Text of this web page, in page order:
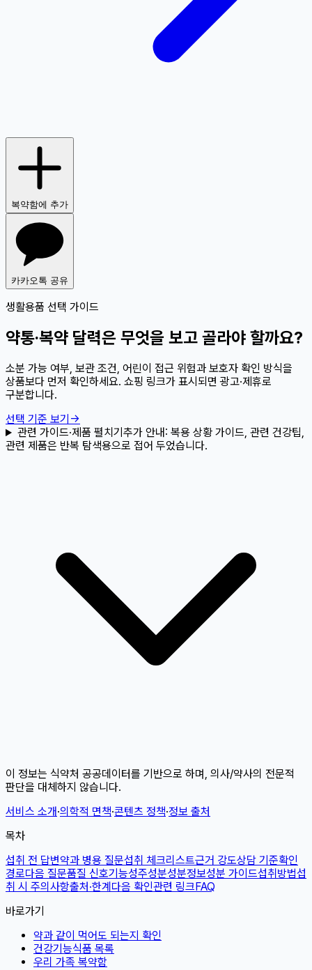
복약함에 추가
카카오톡 공유
생활용품 선택 가이드
약통·복약 달력은 무엇을 보고 골라야 할까요?
소분 가능 여부, 보관 조건, 어린이 접근 위험과 보호자 확인 방식을
상품보다 먼저 확인하세요. 쇼핑 링크가 표시되면 광고·제휴로
구분합니다.
선택 기준 보기 →
관련 가이드·제품 펼치기추가 안내: 복용 상황 가이드, 관련 건강팁,
관련 제품은 반복 탐색용으로 접어 두었습니다.
이 정보는 식약처 공공데이터를 기반으로 하며, 의사/약사의 전문적
판단을 대체하지 않습니다.
서비스 소개·의학적 면책·콘텐츠 정책·정보 출처
목차
섭취 전 답변약과 병용 질문섭취 체크리스트근거 강도상담 기준확인
경로다음 질문품질 신호기능성주성분성분정보성분 가이드섭취방법섭
취 시 주의사항출처·한계다음 확인관련 링크FAQ
바로가기
약과 같이 먹어도 되는지 확인
건강기능식품 목록
우리 가족 복약함